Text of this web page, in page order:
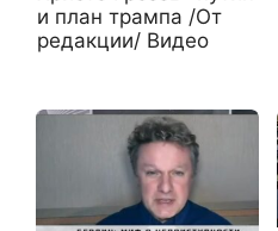
и план трампа /От
редакции/ Видео